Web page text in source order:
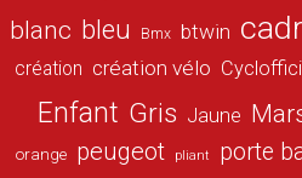
blanc bleu Bmx btwin
création création vélo
Enfant Gris Jaune
orange peugeot pliant porte